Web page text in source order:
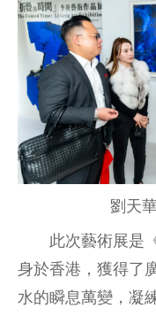
劉天
此次藝術展是
身於香港，獲得了
水的瞬息萬變，凝